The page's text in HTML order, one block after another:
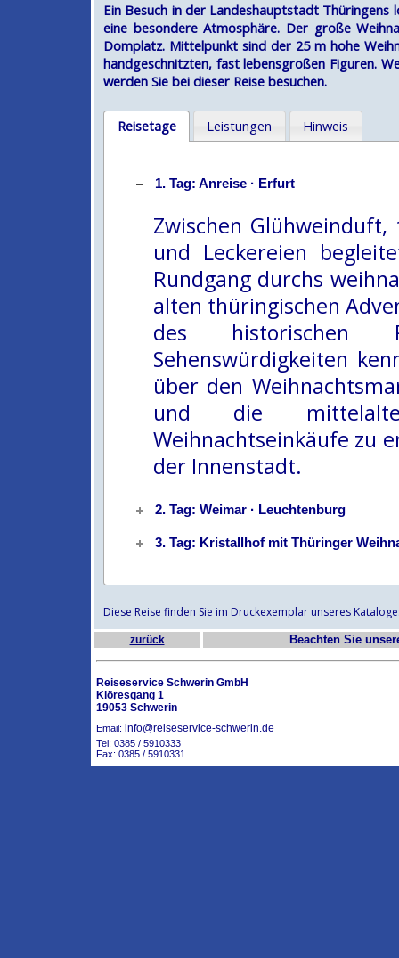
Ein Besuch in der Landeshauptstadt
eine besondere Atmosphäre. Der große
Domplatz. Mittelpunkt sind der 25 m hohe
handgeschnitzten, fast lebensgroßen Figuren.
werden Sie bei dieser Reise besuchen.
Reisetage Leistungen Hinweis
1. Tag: Anreise · Erfurt
Zwischen
und Leckereien
Rundgang durchs
alten thüringischen
des historischen
Sehenswürdigkeiten
über den
und die
Weihnachtseinkäufe zu
der Innenstadt.
2. Tag: Weimar · Leuchtenburg
3. Tag: Kristallhof mit Thüringer
Diese Reise finden Sie im Druckexemplar unseres
zurück Beachten Sie
Reiseservice Schwerin GmbH
Klöresgang 1
19053 Schwerin
Email: info@reiseservice-schwerin.de
Tel: 0385 / 5910333
Fax: 0385 / 5910331